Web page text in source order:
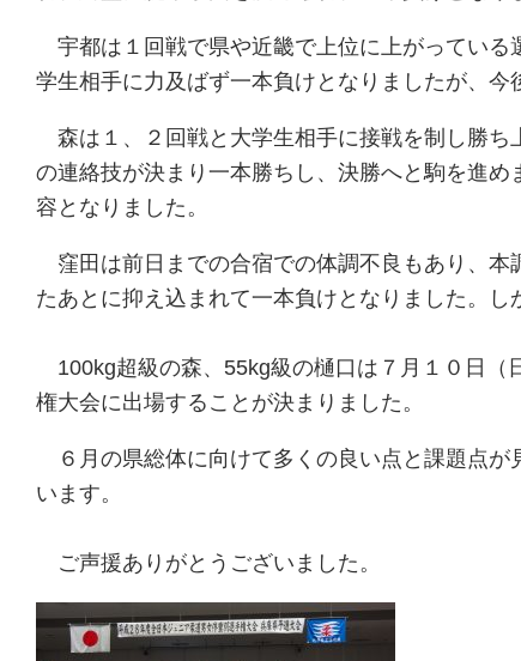
宇都は１回戦で県や近畿で上位に上がっている
学生相手に力及ばず一本負けとなりましたが、今
森は１、２回戦と大学生相手に接戦を制し勝ち
の連絡技が決まり一本勝ちし、決勝へと駒を進
容となりました。
窪田は前日までの合宿での体調不良もあり、本
たあとに抑え込まれて一本負けとなりました。
100kg超級の森、55kg級の樋口は７月１０日（
権大会に出場することが決まりました。
６月の県総体に向けて多くの良い点と課題点が
います。
ご声援ありがとうございました。